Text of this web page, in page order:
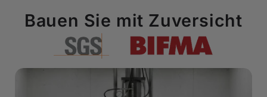
Bauen Sie mit Zuversicht